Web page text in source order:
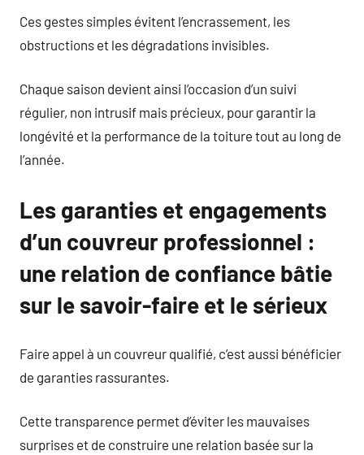
Ces gestes simples évitent l’encrassement, les
obstructions et les dégradations invisibles.
Chaque saison devient ainsi l’occasion d’un suivi
régulier, non intrusif mais précieux, pour garantir la
longévité et la performance de la toiture tout au long de
l’année.
Les garanties et engagements
d’un couvreur professionnel :
une relation de confiance bâtie
sur le savoir-faire et le sérieux
Faire appel à un couvreur qualifié, c’est aussi bénéficier
de garanties rassurantes.
Cette transparence permet d’éviter les mauvaises
surprises et de construire une relation basée sur la